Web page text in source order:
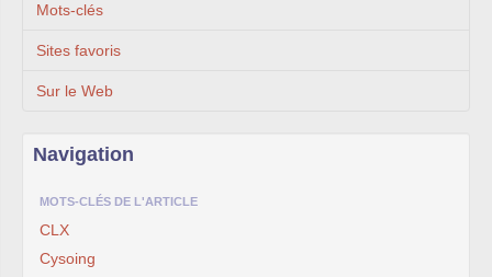
Mots-clés
Sites favoris
Sur le Web
Navigation
MOTS-CLÉS DE L'ARTICLE
CLX
Cysoing